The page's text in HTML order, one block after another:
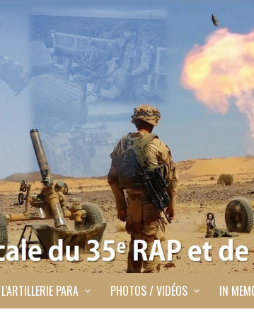
L’ARTILLERIE PARA PHOTOS / VIDÉOS IN